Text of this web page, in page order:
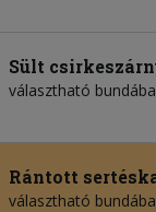
Sült
választható
Rántott
választható